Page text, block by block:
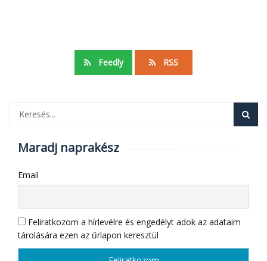
Feedly RSS
Maradj naprakész
Email
Feliratkozom a hírlevélre és engedélyt adok az adataim
tárolására ezen az űrlapon keresztül